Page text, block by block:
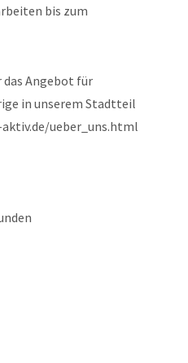
bis zum
Angebot für
in unserem Stadtteil
ueber_uns.html